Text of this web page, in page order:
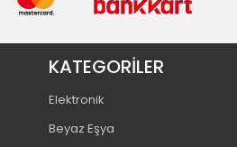
KATEGORİLER
Elektronik
Beyaz Eşya